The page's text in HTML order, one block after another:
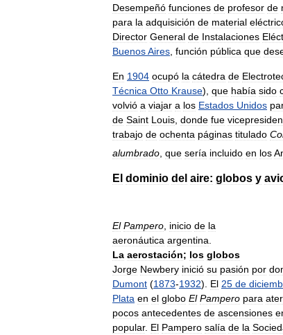
Desempeñó funciones de profesor de
para la adquisición de material
Director General de Instalaciones
BuenosAires, función pública que
En 1904 ocupó la cátedra de
Técnica Otto Krause), que había sido
volvió a viajar a los Estados Unidos
de Saint Louis, donde fue
trabajo de ochenta páginas titulado
alumbrado que sería incluido en los
El dominio del aire: globos y
El Pampero inicio de la
aeronáutica argentina
La aerostación; los globos
Jorge Newbery inició su pasión por
Dumont (1873-1932). El 25 de
Plata en el globo El Pampero para
pocos antecedentes de ascensiones
popular. El Pampero salía de la